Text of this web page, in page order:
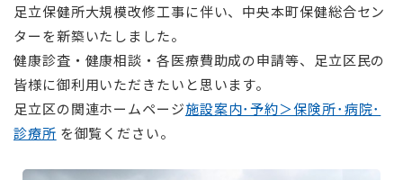
足立保健所大規模改修工事に伴い、中央本町保健総合セン
ターを新築いたしました。
健康診査・健康相談・各医療費助成の申請等、足立区民の
皆様に御利用いただきたいと思います。
足立区の関連ホームページ施設案内･予約＞保険所･病院･
診療所 を御覧ください。